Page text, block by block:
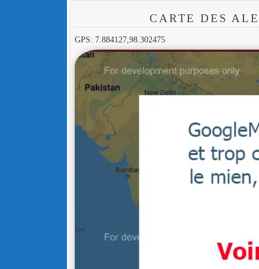
CARTE DES
GPS: 7.884127,98.302475